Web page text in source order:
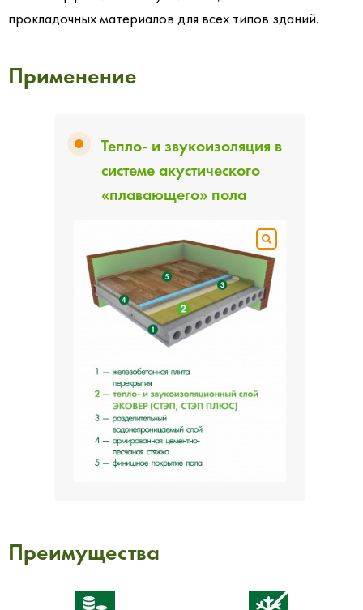
прокладочных материалов для всех типов зданий.
Применение
Тепло- и звукоизоляция в
системе акустического
«плавающего» пола
Преимущества